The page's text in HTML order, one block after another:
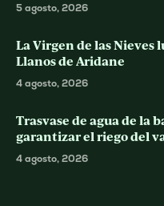
5 agosto, 2026
La Virgen de las Nieves
Llanos de Aridane
4 agosto, 2026
Trasvase de agua de la
garantizar el riego del
4 agosto, 2026